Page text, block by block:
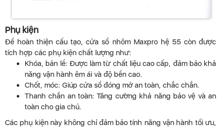
Phụ kiện
Để hoàn thiện cấu tạo, cửa sổ nhôm Maxpro hệ 55 còn được
tích hợp các phụ kiện chất lượng như:
Khóa, bản lề: Được làm từ chất liệu cao cấp, đảm bảo khả
năng vận hành êm ái và độ bền cao.
Chốt, móc: Giúp cửa sổ đóng mở an toàn, chắc chắn.
Thanh chắn an toàn: Tăng cường khả năng bảo vệ và an
toàn cho gia chủ.
Các phụ kiện này không chỉ đảm bảo tính năng vận hành tối ưu,